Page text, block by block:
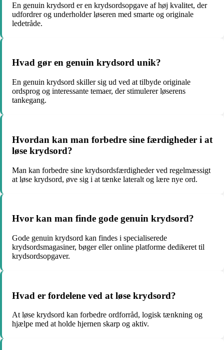
En genuin krydsord er en krydsordsopgave af høj kvalitet, der
udfordrer og underholder løseren med smarte og originale
ledetråde.
Hvad gør en genuin krydsord unik?
En genuin krydsord skiller sig ud ved at tilbyde originale
ordsprog og interessante temaer, der stimulerer løserens
tankegang.
Hvordan kan man forbedre sine færdigheder i at
løse krydsord?
Man kan forbedre sine krydsordsfærdigheder ved regelmæssigt
at løse krydsord, øve sig i at tænke lateralt og lære nye ord.
Hvor kan man finde gode genuin krydsord?
Gode genuin krydsord kan findes i specialiserede
krydsordsmagasiner, bøger eller online platforme dedikeret til
krydsordsopgaver.
Hvad er fordelene ved at løse krydsord?
At løse krydsord kan forbedre ordforråd, logisk tænkning og
hjælpe med at holde hjernen skarp og aktiv.